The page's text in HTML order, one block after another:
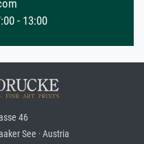
- 13:00
46
See · Austria